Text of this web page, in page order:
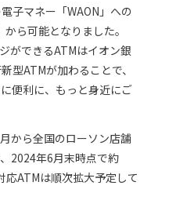
子マネー「WAON」への
ら可能となりました。
ができるATMはイオン銀
型ATMが加わることで、
便利に、もっと身近にご
から全国のローソン店舗
2024年6月末時点で約
ATMは順次拡大予定して